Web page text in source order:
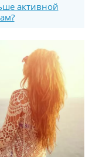
активной